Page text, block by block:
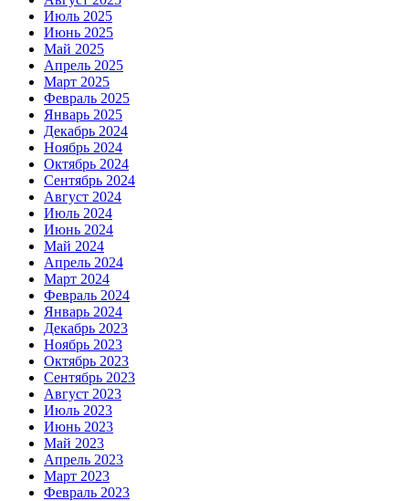
Июль 2025
Июнь 2025
Май 2025
Апрель 2025
Март 2025
Февраль 2025
Январь 2025
Декабрь 2024
Ноябрь 2024
Октябрь 2024
Сентябрь 2024
Август 2024
Июль 2024
Июнь 2024
Май 2024
Апрель 2024
Март 2024
Февраль 2024
Январь 2024
Декабрь 2023
Ноябрь 2023
Октябрь 2023
Сентябрь 2023
Август 2023
Июль 2023
Июнь 2023
Май 2023
Апрель 2023
Март 2023
Февраль 2023